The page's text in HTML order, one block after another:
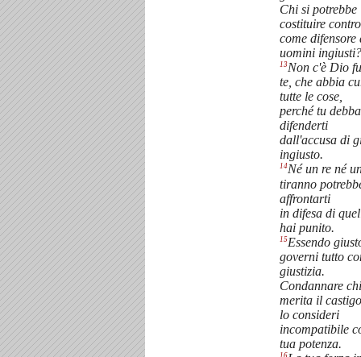
Chi si potrebbe
costituire
come difensore
uomini ingiusti?
13Non c'è Dio
te, che abbia
tutte le cose,
perché tu debba
difenderti
dall'accusa di
ingiusto.
14Né un re né
tiranno
affrontarti
in difesa di
hai punito.
15Essendo
governi tutto
giustizia.
Condannare
merita il castigo
lo consideri
incompatibile
tua potenza.
16